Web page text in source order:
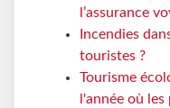
l’assurance
Incendies
touristes ?
Tourisme
l'année où